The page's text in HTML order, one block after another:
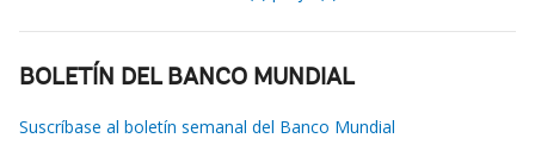
BOLETÍN DEL BANCO MUNDIAL
Suscríbase al boletín semanal del Banco Mundial